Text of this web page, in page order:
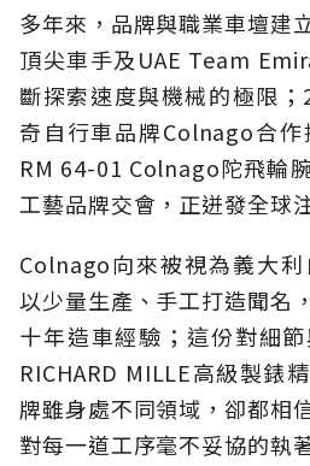
多年來，品牌與職業車壇建
頂尖車手及UAE Team
斷探索速度與機械的極限
奇自行車品牌Colnago合
RM 64-01 Colnago陀飛輪
工藝品牌交會，正迸發全球
Colnago向來被視為義大利
以少量生產、手工打造聞名
十年造車經驗；這份對細
RICHARD MILLE高級製錶
牌雖身處不同領域，卻都相
對每一道工序毫不妥協的執